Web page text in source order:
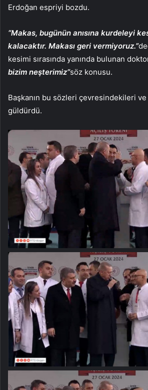
Erdoğan espriyi bozdu.
“Makas, bugünün anısına kurdeleyi
kalacaktır. Makası geri vermiyoruz.”
kesimi sırasında yanında bulunan
bizim neşterimiz”söz konusu.
Başkanın bu sözleri çevresindekileri ve
güldürdü.